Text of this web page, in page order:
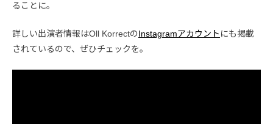
ることに。
詳しい出演者情報はOll KorrectのInstagramアカウント にも掲載
されているので、ぜひチェックを。